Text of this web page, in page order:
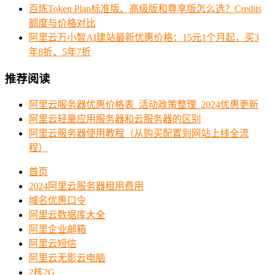
百炼Token Plan标准版、高级版和尊享版怎么选？Credits
额度与价格对比
阿里云万小智AI建站最新优惠价格：15元1个月起，买3
年8折、5年7折
推荐阅读
阿里云服务器优惠价格表_活动政策整理_2024优惠更新
阿里云轻量应用服务器和云服务器的区别
阿里云服务器使用教程（从购买配置到网站上线全流
程）
首页
2024阿里云服务器租用费用
域名优惠口令
阿里云数据库大全
阿里企业邮箱
阿里云短信
阿里云无影云电脑
2核2G